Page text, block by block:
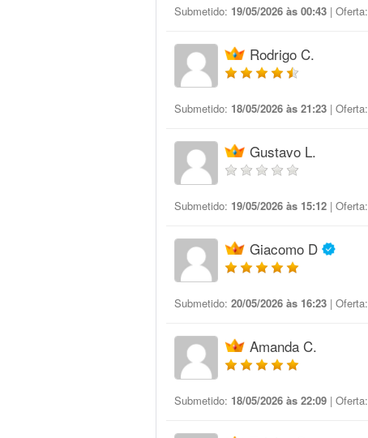
Submetido: 19/05/2026 às 00:43 | Oferta:
Rodrigo C.
Submetido: 18/05/2026 às 21:23 | Oferta:
Gustavo L.
Submetido: 19/05/2026 às 15:12 | Oferta:
Giacomo D
Submetido: 20/05/2026 às 16:23 | Oferta:
Amanda C.
Submetido: 18/05/2026 às 22:09 | Oferta: